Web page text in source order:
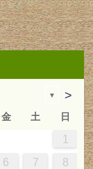
▼ >
金 土 日
1
6 7 8